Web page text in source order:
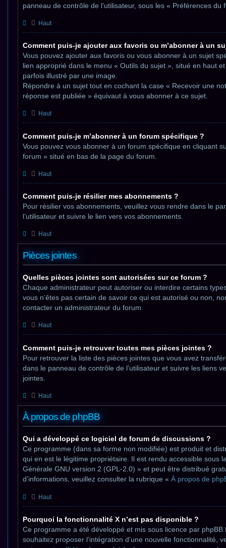
panneau de contrôle de l’utilisateur, sous les « Préférences du
Haut
Comment puis-je ajouter aux favoris ou m’abonner à un
Vous pouvez ajouter aux favoris ou vous abonner à un sujet
lien approprié dans le menu « Outils du sujet », situé en haut
parfois illustré par une image.
Répondre à un sujet tout en cochant la case « Recevoir une
réponse est publiée » équivaut à vous abonner à ce sujet.
Haut
Comment puis-je m’abonner à un forum spécifique ?
Vous pouvez vous abonner à un forum spécifique en cliquant
forum » situé en bas de la page du forum.
Haut
Comment puis-je résilier mes abonnements ?
Pour résilier vos abonnements, veuillez vous rendre dans le
l’utilisateur et suivre le lien vers vos abonnements.
Haut
Pièces jointes
Quelles pièces jointes sont autorisées sur ce forum ?
Chaque administrateur peut autoriser ou interdire certains
vous n’êtes pas certain de savoir ce qui est autorisé ou non,
contacter un administrateur du forum.
Haut
Comment puis-je retrouver toutes mes pièces jointes ?
Pour retrouver la liste des pièces jointes que vous avez
dans le panneau de contrôle de l’utilisateur et suivre les liens
jointes.
Haut
À propos de phpBB
Qui a développé ce logiciel de forum de discussions ?
Ce programme (dans sa forme non modifiée) est produit et
qui en est le légitime propriétaire. Il est rendu accessible sous
Générale GNU version 2 (GPL-2.0) » et peut être distribué
d’informations, veuillez consulter la rubrique « À propos de
Haut
Pourquoi la fonctionnalité X n’est pas disponible ?
Ce programme a été développé et mis sous licence par phpBB
souhaitez proposer l’intégration d’une nouvelle fonctionnalité,